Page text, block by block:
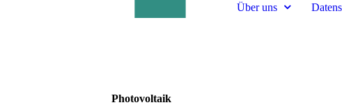
Über uns
Photovoltaik